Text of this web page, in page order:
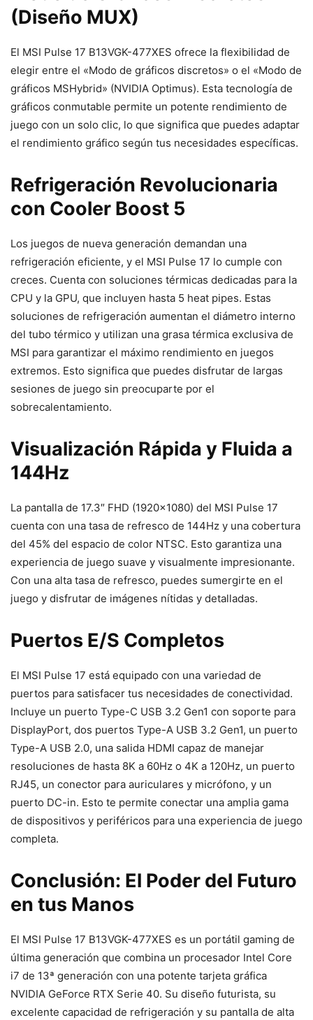
(Diseño MUX)
El MSI Pulse 17 B13VGK-477XES ofrece la flexibilidad de
elegir entre el «Modo de gráficos discretos» o el «Modo de
gráficos MSHybrid» (NVIDIA Optimus). Esta tecnología de
gráficos conmutable permite un potente rendimiento de
juego con un solo clic, lo que significa que puedes adaptar
el rendimiento gráfico según tus necesidades específicas.
Refrigeración Revolucionaria
con Cooler Boost 5
Los juegos de nueva generación demandan una
refrigeración eficiente, y el MSI Pulse 17 lo cumple con
creces. Cuenta con soluciones térmicas dedicadas para la
CPU y la GPU, que incluyen hasta 5 heat pipes. Estas
soluciones de refrigeración aumentan el diámetro interno
del tubo térmico y utilizan una grasa térmica exclusiva de
MSI para garantizar el máximo rendimiento en juegos
extremos. Esto significa que puedes disfrutar de largas
sesiones de juego sin preocuparte por el
sobrecalentamiento.
Visualización Rápida y Fluida a
144Hz
La pantalla de 17.3″ FHD (1920×1080) del MSI Pulse 17
cuenta con una tasa de refresco de 144Hz y una cobertura
del 45% del espacio de color NTSC. Esto garantiza una
experiencia de juego suave y visualmente impresionante.
Con una alta tasa de refresco, puedes sumergirte en el
juego y disfrutar de imágenes nítidas y detalladas.
Puertos E/S Completos
El MSI Pulse 17 está equipado con una variedad de
puertos para satisfacer tus necesidades de conectividad.
Incluye un puerto Type-C USB 3.2 Gen1 con soporte para
DisplayPort, dos puertos Type-A USB 3.2 Gen1, un puerto
Type-A USB 2.0, una salida HDMI capaz de manejar
resoluciones de hasta 8K a 60Hz o 4K a 120Hz, un puerto
RJ45, un conector para auriculares y micrófono, y un
puerto DC-in. Esto te permite conectar una amplia gama
de dispositivos y periféricos para una experiencia de juego
completa.
Conclusión: El Poder del Futuro
en tus Manos
El MSI Pulse 17 B13VGK-477XES es un portátil gaming de
última generación que combina un procesador Intel Core
i7 de 13ª generación con una potente tarjeta gráfica
NVIDIA GeForce RTX Serie 40. Su diseño futurista, su
excelente capacidad de refrigeración y su pantalla de alta